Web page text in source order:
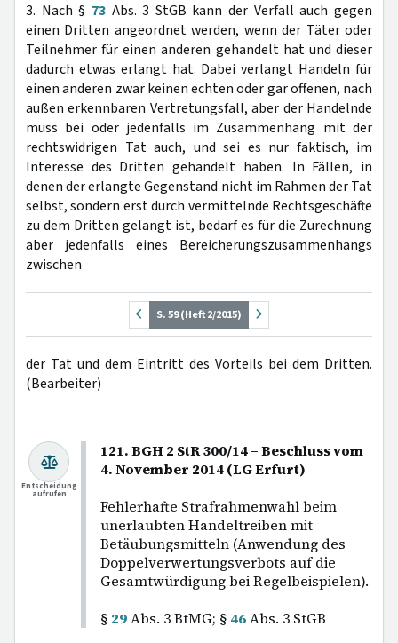
3. Nach § 73Abs. 3 StGB kann der Verfall auch gegen
einen Dritten angeordnet werden, wenn der Täter oder
Teilnehmer für einen anderen gehandelt hat und dieser
dadurch etwas erlangt hat. Dabei verlangt Handeln für
einen anderen zwar keinen echten oder gar offenen, nach
außen erkennbaren Vertretungsfall, aber der Handelnde
muss bei oder jedenfalls im Zusammenhang mit der
rechtswidrigen Tat auch, und sei es nur faktisch, im
Interesse des Dritten gehandelt haben. In Fällen, in
denen der erlangte Gegenstand nicht im Rahmen der Tat
selbst, sondern erst durch vermittelnde Rechtsgeschäfte
zu dem Dritten gelangt ist, bedarf es für die Zurechnung
aber jedenfalls eines Bereicherungszusammenhangs
zwischen
S. 59 (Heft 2/2015)
der Tat und dem Eintritt des Vorteils bei dem Dritten.
(Bearbeiter)
121. BGH 2 StR 300/14 – Beschluss vom
4. November 2014 (LG Erfurt)
Fehlerhafte Strafrahmenwahl beim
unerlaubten Handeltreiben mit
Betäubungsmitteln (Anwendung des
Doppelverwertungsverbots auf die
Gesamtwürdigung bei Regelbeispielen).
§ 29Abs. 3 BtMG; § 46Abs. 3 StGB
Entscheidung
aufrufen